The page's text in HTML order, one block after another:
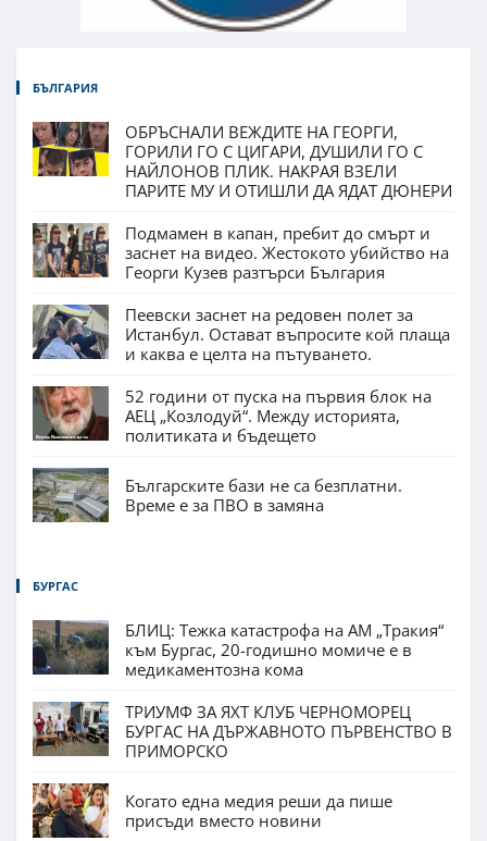
БЪЛГАРИЯ
ОБРЪСНАЛИ ВЕЖДИТЕ НА ГЕОРГИ,
ГОРИЛИ ГО С ЦИГАРИ, ДУШИЛИ ГО С
НАЙЛОНОВ ПЛИК. НАКРАЯ ВЗЕЛИ
ПАРИТЕ МУ И ОТИШЛИ ДА ЯДАТ ДЮНЕРИ
Подмамен в капан, пребит до смърт и
заснет на видео. Жестокото убийство на
Георги Кузев разтърси България
Пеевски заснет на редовен полет за
Истанбул. Остават въпросите кой плаща
и каква е целта на пътуването.
52 години от пуска на първия блок на
АЕЦ „Козлодуй“. Между историята,
политиката и бъдещето
Българските бази не са безплатни.
Време е за ПВО в замяна
БУРГАС
БЛИЦ: Тежка катастрофа на АМ „Тракия“
към Бургас, 20-годишно момиче е в
медикаментозна кома
ТРИУМФ ЗА ЯХТ КЛУБ ЧЕРНОМОРЕЦ
БУРГАС НА ДЪРЖАВНОТО ПЪРВЕНСТВО В
ПРИМОРСКО
Когато една медия реши да пише
присъди вместо новини